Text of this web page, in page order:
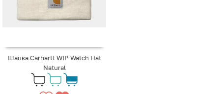
Шапка Carhartt WIP Watch Hat
Natural